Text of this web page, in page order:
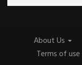
About Us
Terms of use